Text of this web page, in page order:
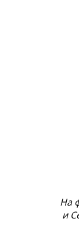
На
и